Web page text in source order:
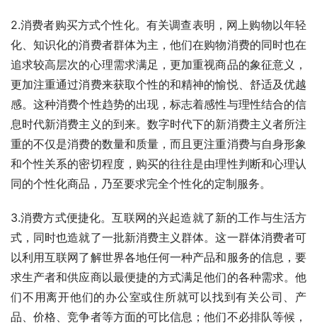
2.消费者购买方式个性化。有关调查表明，网上购物以年轻
化、知识化的消费者群体为主，他们在购物消费的同时也在
追求较高层次的心理需求满足，更加重视商品的象征意义，
更加注重通过消费来获取个性的和精神的愉悦、舒适及优越
感。这种消费个性趋势的出现，标志着感性与理性结合的信
息时代新消费主义的到来。数字时代下的新消费主义者所注
重的不仅是消费的数量和质量，而且更注重消费与自身形象
和个性关系的密切程度，购买的往往是由理性判断和心理认
同的个性化商品，乃至要求完全个性化的定制服务。
3.消费方式便捷化。互联网的兴起造就了新的工作与生活方
式，同时也造就了一批新消费主义群体。这一群体消费者可
以利用互联网了解世界各地任何一种产品和服务的信息，要
求生产者和供应商以最便捷的方式满足他们的各种需求。他
们不用离开他们的办公室或住所就可以找到有关公司、产
品、价格、竞争者等方面的可比信息；他们不必排队等候，